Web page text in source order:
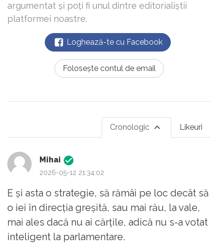
argumentat și poți fi unul dintre editorialiștii
platformei noastre.
Loghează-te cu Facebook
Folosește contul de email
Likeuri
Cronologic
Mihai
2026-05-12 21:34:02
E și asta o strategie, să rămâi pe loc decât să
o iei în direcția greșită, sau mai rău, la vale,
mai ales dacă nu ai cărțile, adică nu s-a votat
inteligent la parlamentare.